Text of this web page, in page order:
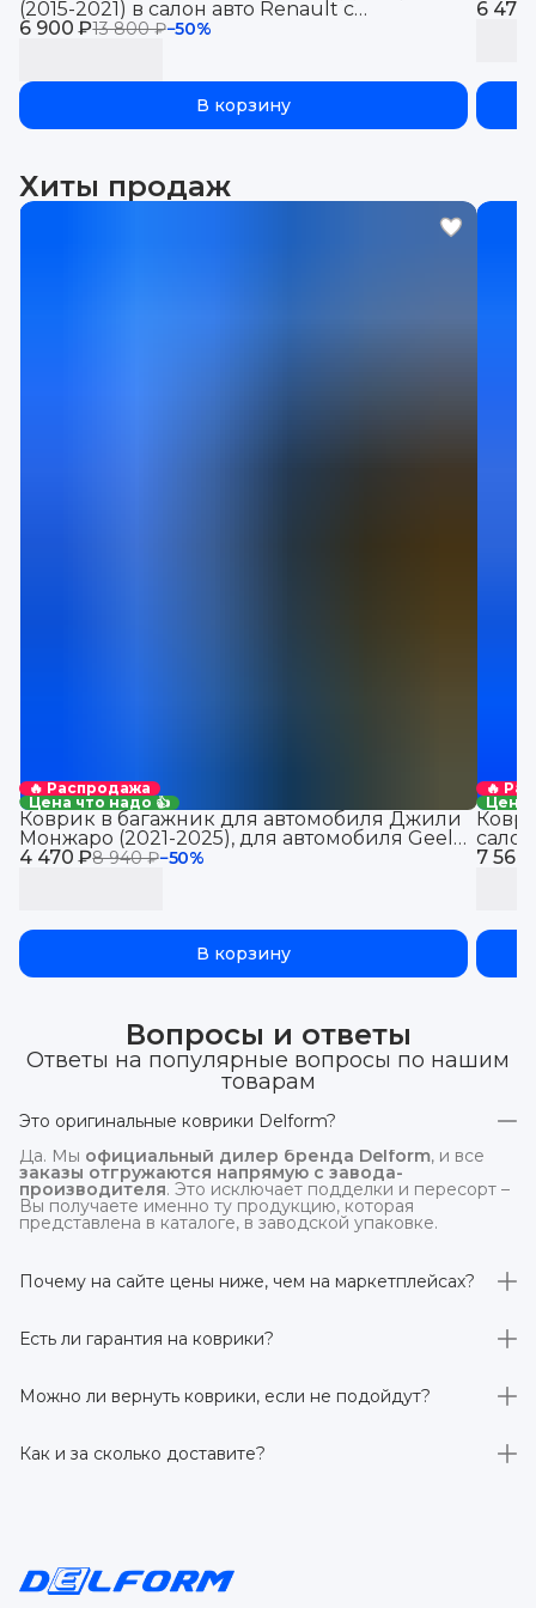
6 900 ₽13 800 ₽−50%
(2015-2021) в салон авто Renault с
бортиками, эва, eva
В корзину
6 470
Хиты продаж
🔥 Распродажа
Цена что надо 👍
4 470 ₽8 940 ₽−50%
Коврик в багажник для автомобиля Джили
Монжаро (2021-2025), для автомобиля Geely
Monjaro, EVA 3D
В корзину
🔥
Цена
7 560
Вопросы и ответы
Ответы на популярные вопросы по нашим
товарам
Это оригинальные коврики Delform?
Да. Мы официальный дилер бренда Delform, и все
заказы отгружаются напрямую с завода-
производителя. Это исключает подделки и пересорт –
Вы получаете именно ту продукцию, которая
представлена в каталоге, в заводской упаковке.
Почему на сайте цены ниже, чем на маркетплейсах?
отгрузка идётнапрямую со склада производителя
без посредников.
Есть ли гарантия на коврики?
производителя 3 года. Если в течение этого срока
обнаружится производственный дефект – заменим
Можно ли вернуть коврики, если не подойдут?
заказанного дистанционно,без объяснения причин –
при условии сохранения товарного вида. Если коврик не
Как и за сколько доставите?